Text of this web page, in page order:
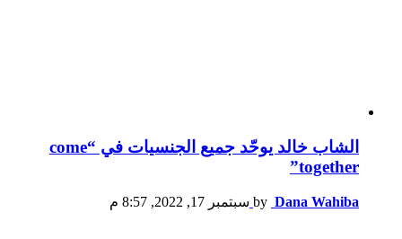
الشاب خالد يوحّد جميع الجنسيات في “come
together”
by Dana Wahiba سبتمبر 17, 2022, 8:57 م